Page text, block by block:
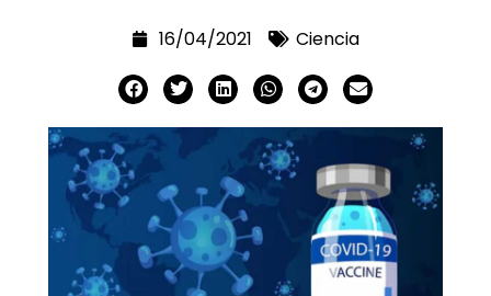
16/04/2021 Ciencia